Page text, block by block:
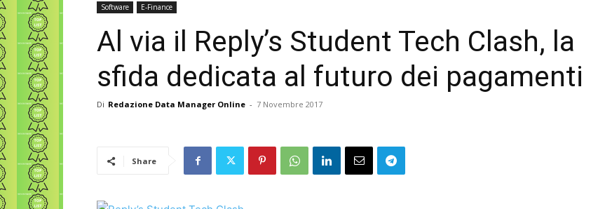
Software E-Finance
Al via il Reply’s Student Tech Clash, la
sfida dedicata al futuro dei pagamenti
Di Redazione Data Manager Online - 7 Novembre 2017
Share